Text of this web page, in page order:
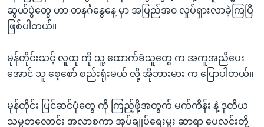
ဆွယ်ပွဲတွေ ဟာ တနင်္ဂနွေနေ့ မှာ အပြည်အ၀ လှုပ်ရှားလာခဲ့ကြပြီ
ဖြစ်ပါတယ်။
မုန်တိုင်းသင့် လူထု ကို သူ့ ထောက်ခံသူတွေ က အကူအညီပေး
အောင် သူ စေ့စော် စည်းရုံးမယ် လို့ အိုဘားမား က ပြောပါတယ်။
မုန်တိုင်း ပြင်ဆင်ပုံတွေ ကို ကြည့်ဖို့အတွက် မက်ကိန်း နဲ့ ဒုတိယ
သမ္မတလောင်း အလာစကာ အုပ်ချုပ်ရေးမှူး ဆာရာ ပေလင်းတို့